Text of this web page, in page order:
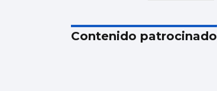
Contenido patrocinado